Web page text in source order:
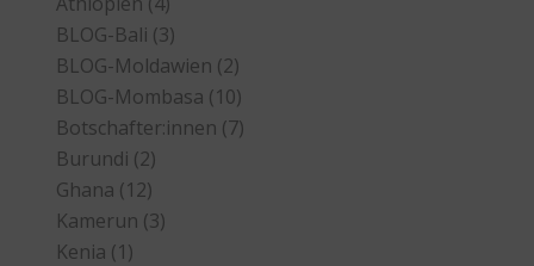
BLOG-Bali (3)
BLOG-Moldawien (2)
BLOG-Mombasa (10)
Botschafter:innen (7)
Burundi (2)
Ghana (12)
Kamerun (3)
Kenia (1)